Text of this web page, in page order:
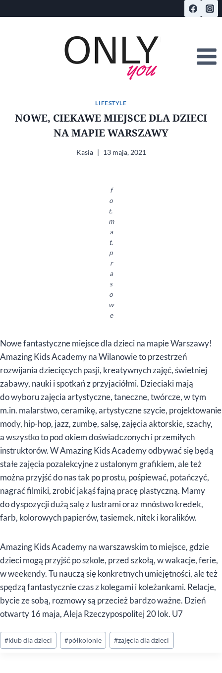
do
LIFESTYLE
NOWE, CIEKAWE MIEJSCE DLA DZIECI
NA MAPIE WARSZAWY
Kasia 13 maja, 2021
f
o
t.
m
a
t.
p
r
a
s
o
w
e
Nowe fantastyczne miejsce dla dzieci na mapie Warszawy!
Amazing Kids Academy na Wilanowie to przestrzeń
rozwijania dziecięcych pasji, kreatywnych zajęć, świetniej
zabawy, nauki i spotkań z przyjaciółmi. Dzieciaki mają
do wyboru zajęcia artystyczne, taneczne, twórcze, w tym
m.in. malarstwo, ceramikę, artystyczne szycie, projektowanie
mody, hip-hop, jazz, zumbę, salsę, zajęcia aktorskie, szachy,
a wszystko to pod okiem doświadczonych i przemiłych
instruktorów. W Amazing Kids Academy odbywać się będą
stałe zajęcia pozalekcyjne z ustalonym grafikiem, ale też
można przyjść do nas tak po prostu, pośpiewać, potańczyć,
nagrać filmiki, zrobić jakąś fajną pracę plastyczną. Mamy
do dyspozycji dużą salę z lustrami oraz mnóstwo kredek,
farb, kolorowych papierów, tasiemek, nitek i koralików.
Amazing Kids Academy na warszawskim to miejsce, gdzie
dzieci mogą przyjść po szkole, przed szkołą, w wakacje, ferie,
w weekendy. Tu nauczą się konkretnych umiejętności, ale też
spędzą fantastycznie czas z kolegami i koleżankami. Relacje,
bycie ze sobą, rozmowy są przecież bardzo ważne. Dzień
otwarty 16 maja, Aleja Rzeczypospolitej 20 lok. U7
Tagi
wpisu:
#klub dla dzieci #półkolonie #zajęcia dla dzieci